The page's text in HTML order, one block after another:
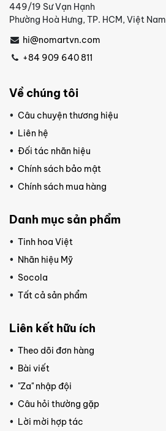
449/19 Sư Vạn Hạnh
Phường Hoà Hưng, TP. HCM, Việt Nam
hi@nomartvn.com
+84 909 640 811
Về chúng tôi
Câu chuyện thương hiệu
Liên hệ
Đối tác nhãn hiệu
Chính sách bảo mật
Chính sách mua hàng
Danh mục sản phẩm
Tinh hoa Việt
Nhãn hiệu Mỹ
Socola
Tất cả sản phẩm
Liên kết hữu ích
Theo dõi đơn hàng
Bài viết
"Za" nhập đội
Câu hỏi thường gặp
Lời mời hợp tác